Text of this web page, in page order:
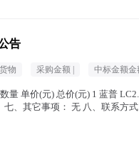
告
货物 采购金额 | 中标金额
量 单价(元) 总价(元) 1 蓝普
、其它事项： 无 八、联系方